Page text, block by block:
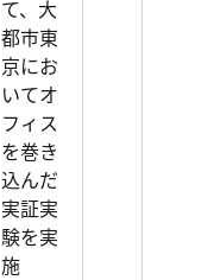
て、大
都市東
京にお
いてオ
フィス
を巻き
込んだ
実証実
験を実
施